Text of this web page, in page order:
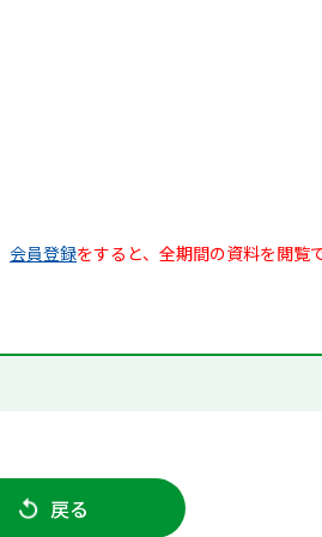
会員登録をすると、全期間の資料を閲覧
戻る